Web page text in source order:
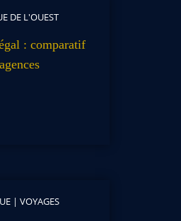
DE L'OUEST
: comparatif
| VOYAGES